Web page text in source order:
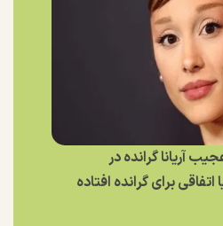
آریانا گرانده در
برای گرانده افتاده